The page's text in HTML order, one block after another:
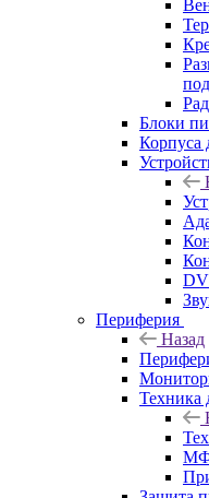
Блоки
Корпуса
Периферия
Назад
Техника